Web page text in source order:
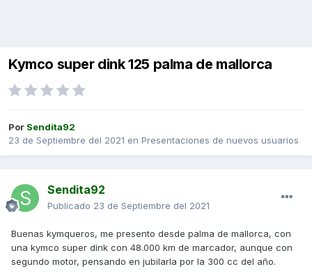
Kymco super dink 125 palma de mallorca
Por Sendita92
23 de Septiembre del 2021 en Presentaciones de nuevos usuarios
Sendita92
Publicado 23 de Septiembre del 2021
Buenas kymqueros, me presento desde palma de mallorca, con
una kymco super dink con 48.000 km de marcador, aunque con
segundo motor, pensando en jubilarla por la 300 cc del año.